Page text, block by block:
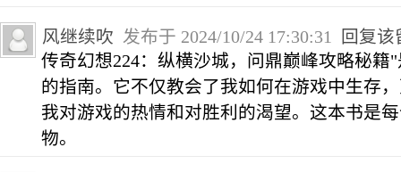
风继续吹 发布于 2024/10/24 17:30:31
回复该
传奇幻想224：纵横沙城，问鼎巅峰攻略秘籍
的指南。它不仅教会了我如何在游戏中生存
我对游戏的热情和对胜利的渴望。这本书是
物。